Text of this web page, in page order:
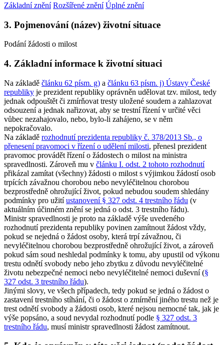
Základní znění Rozšířené znění Úplné znění
3. Pojmenování (název) životní situace
Podání žádosti o milost
4. Základní informace k životní situaci
Na základě článku 62 písm. g) a článku 63 písm. j) Ústavy České
republiky je prezident republiky oprávněn udělovat tzv. milost, tedy
jednak odpouštět či zmírňovat tresty uložené soudem a zahlazovat
odsouzení a jednak nařizovat, aby se trestní řízení v určité věci
vůbec nezahajovalo, nebo, bylo-li zahájeno, se v něm
nepokračovalo.
Na základě rozhodnutí prezidenta republiky č. 378/2013 Sb., o
přenesení pravomoci v řízení o udělení milosti, přenesl prezident
pravomoc provádět řízení o žádostech o milost na ministra
spravedlnosti. Zároveň mu v článku I. odst. 2 tohoto rozhodnutí
přikázal zamítat (všechny) žádosti o milost s výjimkou žádostí osob
trpících závažnou chorobou nebo nevyléčitelnou chorobou
bezprostředně ohrožující život, pokud nebudou soudem shledány
podmínky pro užitíustanovení § 327 odst. 4 trestního řádu (v
aktuálním účinném znění se jedná o odst. 3 trestního řádu).
Ministr spravedlnosti je proto na základě výše uvedeného
rozhodnutí prezidenta republiky povinen zamítnout žádost vždy,
pokud se nejedná o žádost osoby, která trpí závažnou, či
nevyléčitelnou chorobou bezprostředně ohrožující život, a zároveň
pokud sám soud neshledal podmínky k tomu, aby upustil od výkonu
trestu odnětí svobody nebo jeho zbytku z důvodu nevyléčitelné
životu nebezpečné nemoci nebo nevyléčitelné nemoci duševní (§
327 odst. 3 trestního řádu).
Jinými slovy, ve všech případech, tedy pokud se jedná o žádost o
zastavení trestního stíhání, či o žádost o zmírnění jiného trestu než je
trest odnětí svobody a žádosti osob, které nejsou nemocné tak, jak je
výše popsáno, a soud nevydal rozhodnutí podle § 327 odst. 3
trestního řádu, musí ministr spravedlnosti žádost zamítnout.